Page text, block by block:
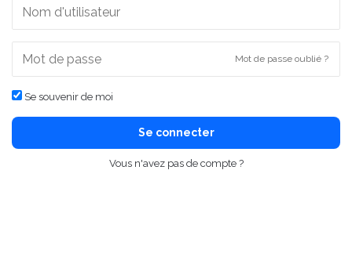
Mot de passe oublié ?
Se souvenir de moi
Se connecter
Vous n'avez pas de compte ?